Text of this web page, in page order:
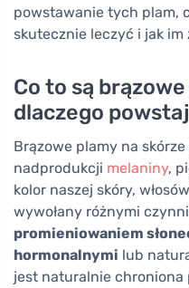
powstawanie tych plam,
skutecznie leczyć i jak im
Co to są
dlaczego
Brązowe plamy na
nadprodukcji melaniny,
kolor naszej skóry,
wywołany różnymi
promieniowaniem
hormonalnymi lub
jest naturalnie chroniona